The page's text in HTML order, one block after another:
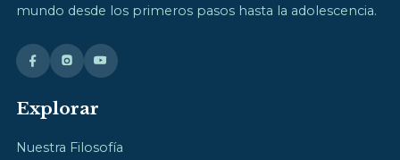
mundo desde los primeros pasos hasta la adolescencia.
Explorar
Nuestra Filosofía